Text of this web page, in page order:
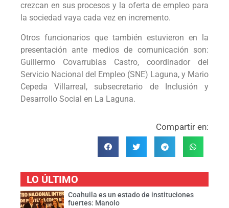
crezcan en sus procesos y la oferta de empleo para
la sociedad vaya cada vez en incremento.
Otros funcionarios que también estuvieron en la
presentación ante medios de comunicación son:
Guillermo Covarrubias Castro, coordinador del
Servicio Nacional del Empleo (SNE) Laguna, y Mario
Cepeda Villarreal, subsecretario de Inclusión y
Desarrollo Social en La Laguna.
Compartir en:
LO ÚLTIMO
Coahuila es un estado de instituciones
fuertes: Manolo